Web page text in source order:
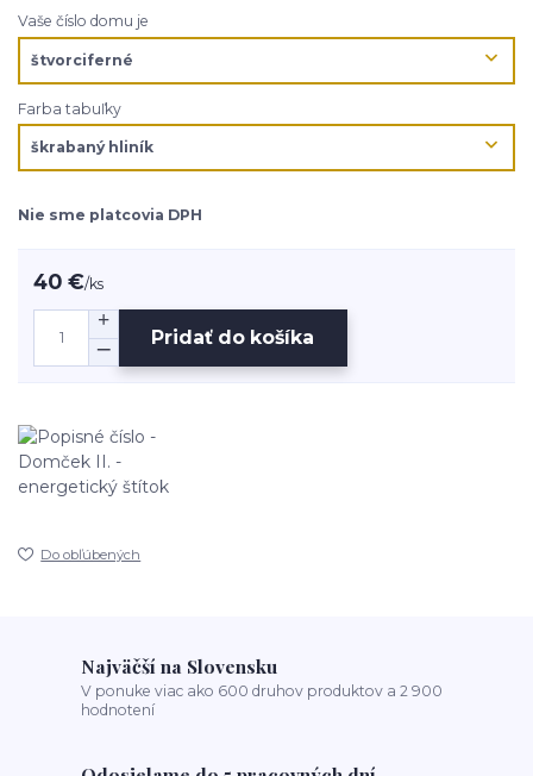
Vaše číslo domu je
Farba tabuľky
Nie sme platcovia DPH
40 €/ks
Pridať do košíka
Do obľúbených
Najväčší na Slovensku
V ponuke viac ako 600 druhov produktov a 2 900
hodnotení